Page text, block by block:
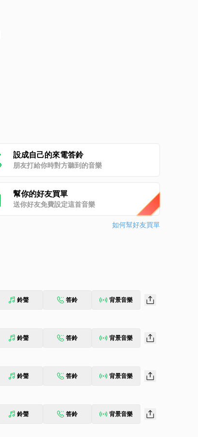
設成自己的來電答鈴
朋友打給你時對方聽到的音樂
幫你的好友買單
送你好友免費設定這首音樂
如何幫好友買單
鈴聲 答鈴 背景音樂
鈴聲 答鈴 背景音樂
鈴聲 答鈴 背景音樂
鈴聲 答鈴 背景音樂